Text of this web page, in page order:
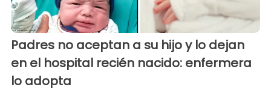
Padres no aceptan a su hijo y lo dejan
en el hospital recién nacido: enfermera
lo adopta